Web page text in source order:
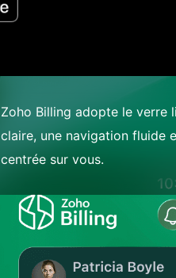
Zoho Billing adopte le verre
claire, une navigation fluide
centrée sur vous.